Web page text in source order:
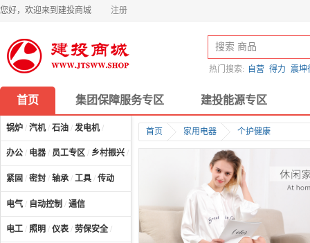
您好，欢迎来到建投商城 注册
热门搜索: 自营 得力 震坤
首页 集团保障服务专区 建投能源专区
锅炉 / 汽机/ 石油 / 发电机/
办公 / 电器 / 员工专区 / 乡村振兴 /
紧固 / 密封 / 轴承 / 工具 / 传动
电气 / 自动控制 / 通信
电工 / 照明 / 仪表 / 劳保安全 /
首页 家用电器 个护健康